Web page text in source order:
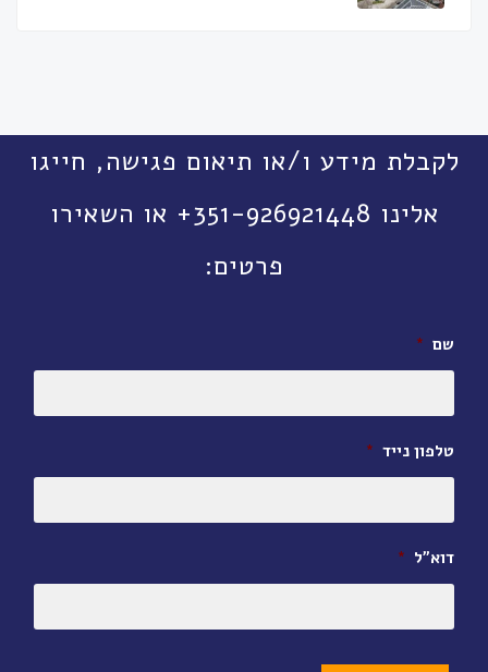
לקבלת מידע ו/או תיאום פגישה, חייגו
אלינו 351-926921448+ או השאירו
פרטים:
שם *
טלפון נייד *
דוא״ל *